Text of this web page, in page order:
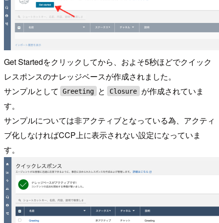
Get Startedをクリックしてから、およそ5秒ほどでクイック
レスポンスのナレッジベースが作成されました。
サンプルとして
Greeting と Closure
が作成されていま
す。
サンプルについては非アクティブとなっている為、アクティ
ブ化しなければCCP上に表示されない設定になっていま
す。